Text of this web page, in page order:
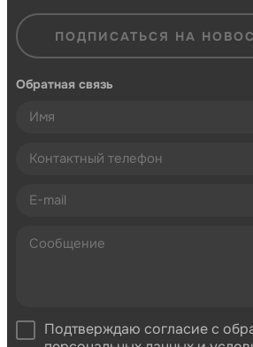
ПОДПИСАТЬСЯ НА
Обратная связь
Подтверждаю согласие с